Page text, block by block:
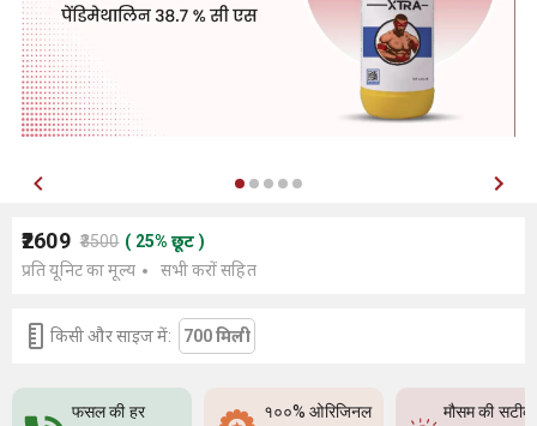
₹2609 ₹3500 ( 25% छूट )
प्रति यूनिट का मूल्य
सभी करों सहित
किसी और साइज में: 700 मिली
फसल की हर
१००% ओरिजिनल
मौसम की सटीक